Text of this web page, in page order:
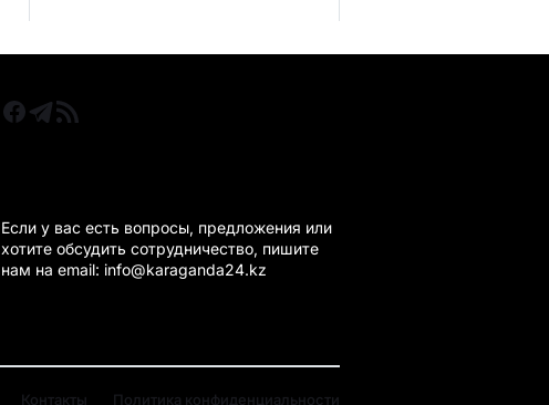
Если у вас есть вопросы, предложения или
хотите обсудить сотрудничество, пишите
нам на email: info@karaganda24.kz
Контакты Политика конфиденциальности